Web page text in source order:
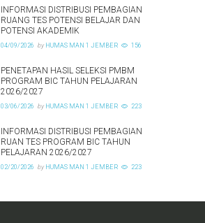
INFORMASI DISTRIBUSI PEMBAGIAN
RUANG TES POTENSI BELAJAR DAN
POTENSI AKADEMIK
04/09/2026 by HUMAS MAN 1 JEMBER 156
PENETAPAN HASIL SELEKSI PMBM
PROGRAM BIC TAHUN PELAJARAN
2026/2027
03/06/2026 by HUMAS MAN 1 JEMBER 223
INFORMASI DISTRIBUSI PEMBAGIAN
RUAN TES PROGRAM BIC TAHUN
PELAJARAN 2026/2027
02/20/2026 by HUMAS MAN 1 JEMBER 223